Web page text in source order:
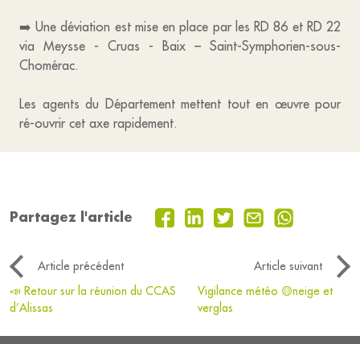
➡️ Une déviation est mise en place par les RD 86 et RD 22
via Meysse - Cruas - Baix – Saint-Symphorien-sous-
Chomérac.
Les agents du Département mettent tout en œuvre pour
ré-ouvrir cet axe rapidement.
Partagez l'article
Article précédent
Article suivant
📣 Retour sur la réunion du CCAS
d’Alissas
Vigilance météo 🟡neige et
verglas